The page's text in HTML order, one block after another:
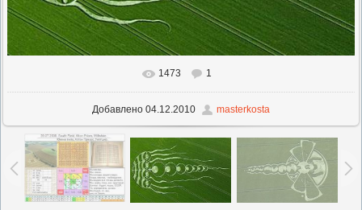
В реальном размере 800x522
1473 1
Добавлено 04.12.2010 masterkosta